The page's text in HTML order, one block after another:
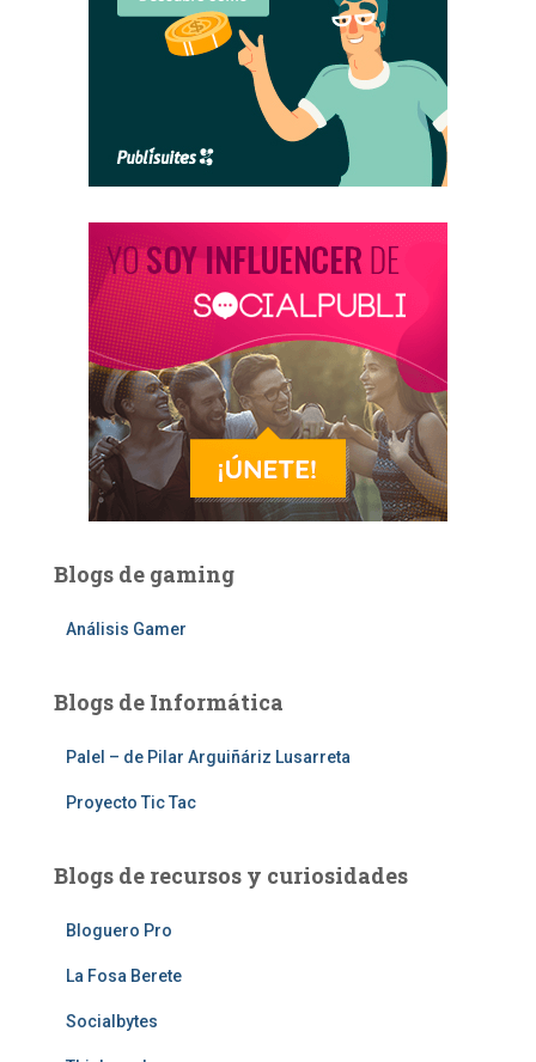
Blogs de gaming
Análisis Gamer
Blogs de Informática
Palel – de Pilar Arguiñáriz Lusarreta
Proyecto Tic Tac
Blogs de recursos y curiosidades
Bloguero Pro
La Fosa Berete
Socialbytes